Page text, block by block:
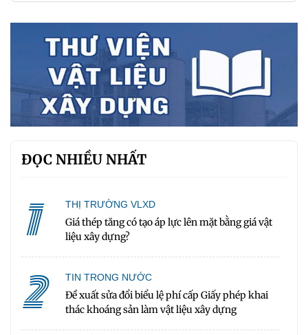
ĐỌC NHIỀU NHẤT
1 THỊ TRƯỜNG VLXD
Giá thép tăng có tạo áp lực lên mặt bằng giá vật
liệu xây dựng?
2 TIN TRONG NƯỚC
Đề xuất sửa đổi biểu lệ phí cấp Giấy phép khai
thác khoáng sản làm vật liệu xây dựng